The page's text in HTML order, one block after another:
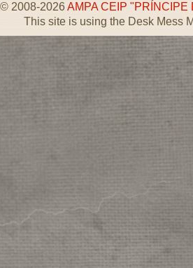
2008-2026AMPA CEIP "PRÍNCIPE
This site is using the Desk Mess